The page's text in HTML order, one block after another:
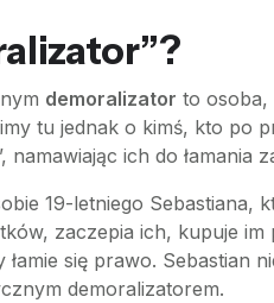
demoralizator to osoba,
tu jednak o kimś, kto po
ich do łamania
19-letniego Sebastiana,
zaczepia ich, kupuje
łamie się prawo. Sebastian
demoralizatorem.